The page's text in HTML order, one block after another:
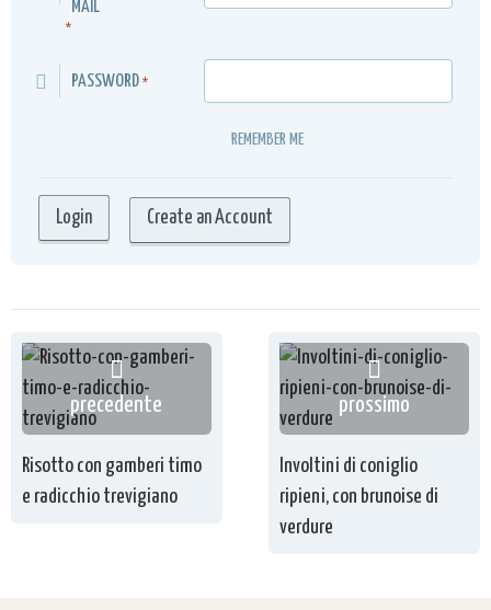
MAIL
*
PASSWORD *
REMEMBER ME
Create an Account
precedente
Risotto con gamberi timo
e radicchio trevigiano
prossimo
Involtini di coniglio
ripieni, con brunoise di
verdure